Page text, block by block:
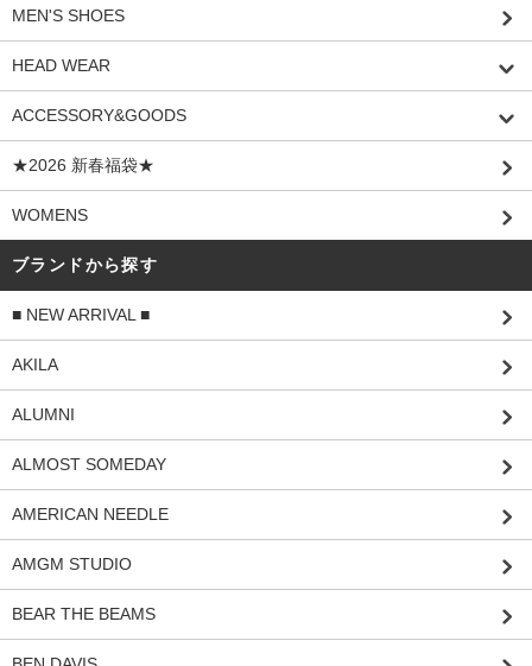
MEN'S SHOES
HEAD WEAR
ACCESSORY&GOODS
★2026 新春福袋★
WOMENS
ブランドから探す
■ NEW ARRIVAL ■
AKILA
ALUMNI
ALMOST SOMEDAY
AMERICAN NEEDLE
AMGM STUDIO
BEAR THE BEAMS